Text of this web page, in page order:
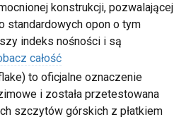
konstrukcji, pozwalającej
standardowych opon o tym
indeks nośności i są
całość
to oficjalne oznaczenie
i została przetestowana
szczytów górskich z płatkiem